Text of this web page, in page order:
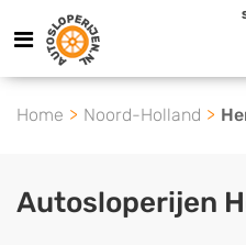
Home Noord-Holland
Autosloperijen